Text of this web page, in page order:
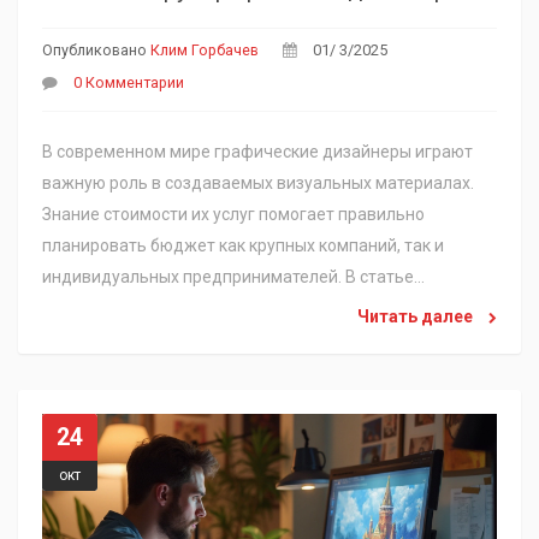
Опубликовано Клим Горбачев
01/ 3/2025
0 Комментарии
В современном мире графические дизайнеры играют
важную роль в создаваемых визуальных материалах.
Знание стоимости их услуг помогает правильно
планировать бюджет как крупных компаний, так и
индивидуальных предпринимателей. В статье
рассматриваются факторы, влияющие на стоимость
Читать далее
24
окт